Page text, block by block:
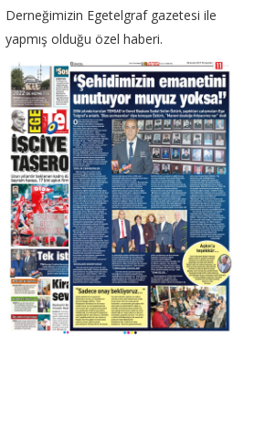
Derneğimizin Egetelgraf gazetesi ile
yapmış olduğu özel haberi.